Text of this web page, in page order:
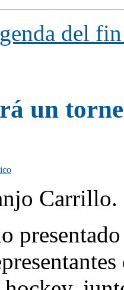
del fin
un
Carrillo.